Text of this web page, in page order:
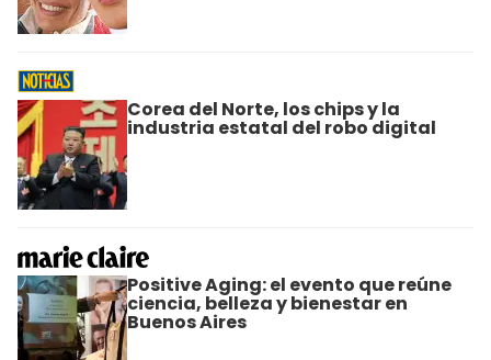
Corea del Norte, los chips y la
industria estatal del robo digital
Positive Aging: el evento que reúne
ciencia, belleza y bienestar en
Buenos Aires